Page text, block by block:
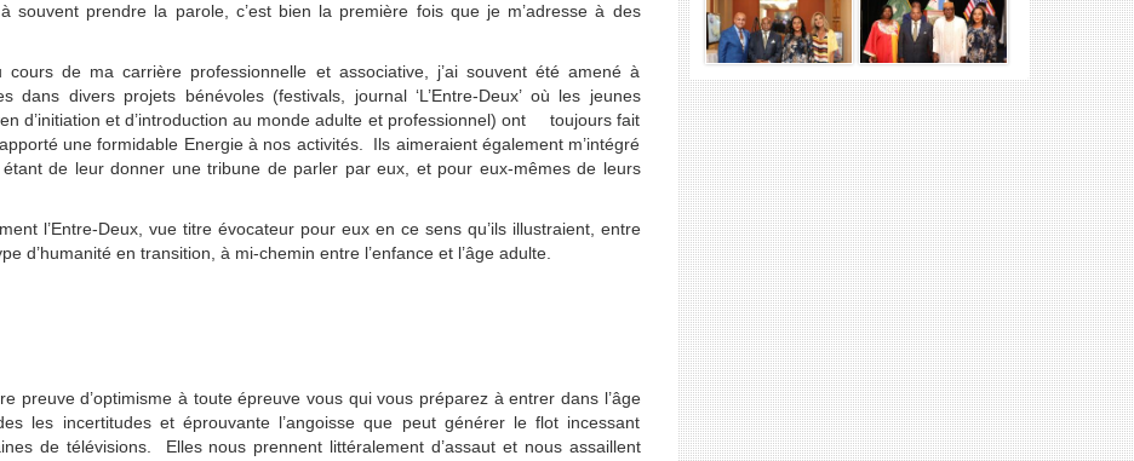
prendre la parole, c’est bien la première fois que je m’adresse à des
cours de ma carrière professionnelle et associative, j’ai souvent été amené à
divers projets bénévoles (festivals, journal ‘L’Entre-Deux’ où les jeunes
d’initiation et d’introduction au monde adulte et professionnel) ont toujours fait
une formidable Energie à nos activités. Ils aimeraient également m’intégré
de leur donner une tribune de parler par eux, et pour eux-mêmes de leurs
l’Entre-Deux, vue titre évocateur pour eux en ce sens qu’ils illustraient, entre
d’humanité en transition, à mi-chemin entre l’enfance et l’âge adulte.
preuve d’optimisme à toute épreuve vous qui vous préparez à entrer dans l’âge
les incertitudes et éprouvante l’angoisse que peut générer le flot incessant
de télévisions. Elles nous prennent littéralement d’assaut et nous assaillent